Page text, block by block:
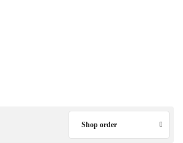
Shop order